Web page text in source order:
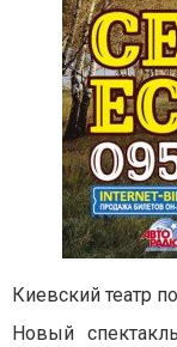
Киевский театр
Новый